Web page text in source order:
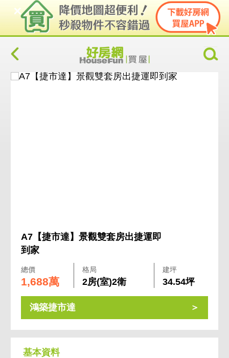
A7【捷市達】景觀雙套房出捷運即
到家
總價
1,688萬
格局
2房(室)2衛
建坪
34.54坪
鴻築捷市達
基本資料